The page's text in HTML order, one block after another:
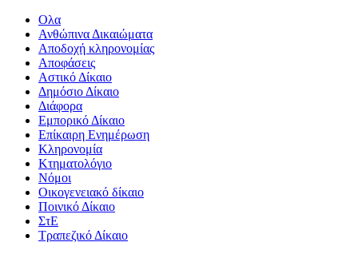
Ολα
Ανθώπινα Δικαιώματα
Aποδοχή κληρονομίας
Αποφάσεις
Αστικό Δίκαιο
Δημόσιο Δίκαιο
Διάφορα
Εμπορικό Δίκαιο
Επίκαιρη Ενημέρωση
Kληρονομία
Κτηματολόγιο
Νόμοι
Οικογενειακό δίκαιο
Ποινικό Δίκαιο
ΣτΕ
Τραπεζικό Δίκαιο